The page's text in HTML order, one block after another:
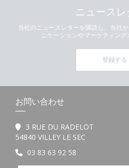
ニュースレ
当社のニュースレターを購読し、当社
ニケーションやマーケティング
登録する
お問い合わせ
3 RUE DU RADELOT
54840 VILLEY LE SEC
03 83 63 92 58